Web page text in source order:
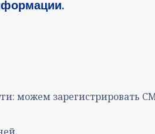
можем зарегистрировать